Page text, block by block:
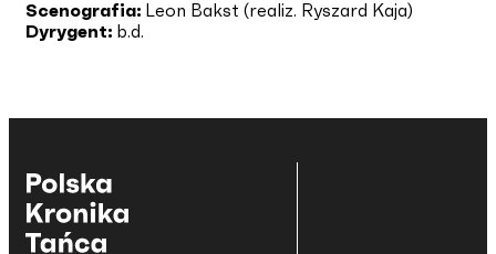
Scenografia: Leon Bakst (realiz. Ryszard Kaja)
Dyrygent: b.d.